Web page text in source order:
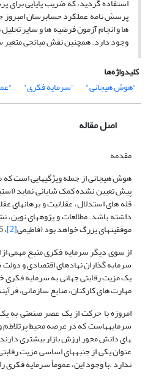
ها و انجام آزمون فرضیه ها و سایر
وجود دارد. همچنین نقش میانجی
کلیدواژه‌ها
"هوش هیجانی"
"سرمایه فکری"
اصل مقاله
مقدمه
هوش هیجانی از جمله ویژگی­هایی است که
پیش تعیین نشده کمک شایانی نماید
قله های استدلال، عقلانیت و برهان­های
داشته باشد. مطالعات و پژوه­های
موفقیت­های بزرگ خواهد بود (فاطیمی[2] ، 2006).
از سوی دیگر سرمایه فکری منبع مهمی
سرمایه گذاران نهادهای اقتصادی و دولت
یک مزیت رقابتی جهانی به سرمایه فکری
مهارت های کارکنان، منابع سازمانی،
امروزه با حرکت از یک عصر صنعتی به
های دانش محور ارزش بازار بیشتری
عنوان یکی از جنبه­های اساسی مزیت
ندارد .با وجود این، عمومأ سرمایه